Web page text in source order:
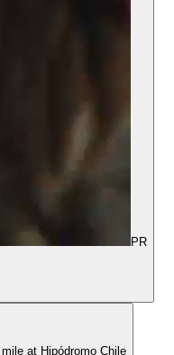
PR
at Hipódromo Chile